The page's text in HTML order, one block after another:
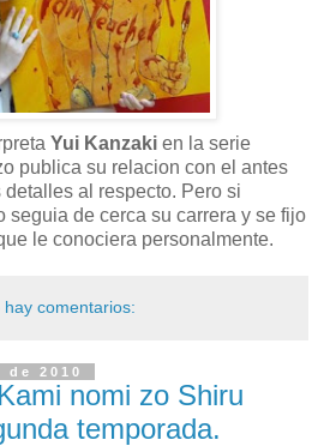
Yui Kanzaki en la serie
publica su relacion con el antes
al respecto. Pero si
seguia de cerca su carrera y se fijo
le conociera personalmente.
hay comentarios:
2010
nomi zo Shiru
temporada.